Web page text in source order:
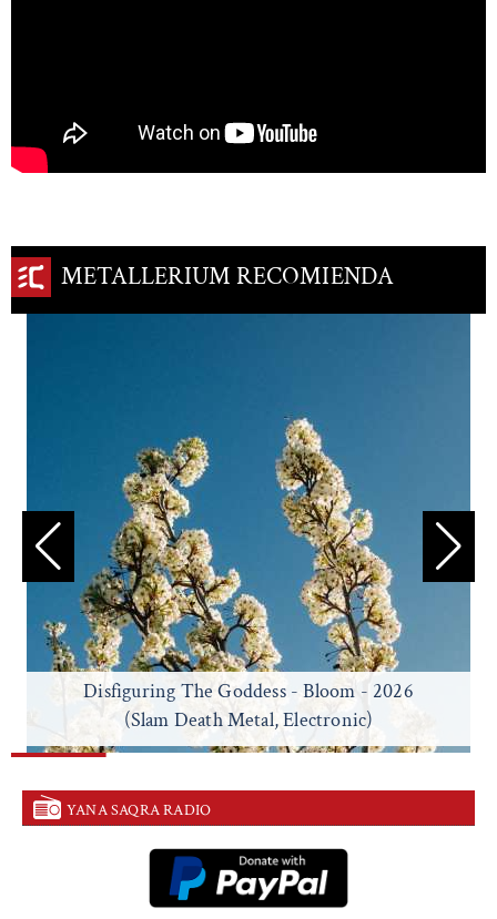
METALLERIUM RECOMIENDA
Disfiguring The Goddess - Bloom - 2026
(Slam Death Metal, Electronic)
YANA SAQRA RADIO